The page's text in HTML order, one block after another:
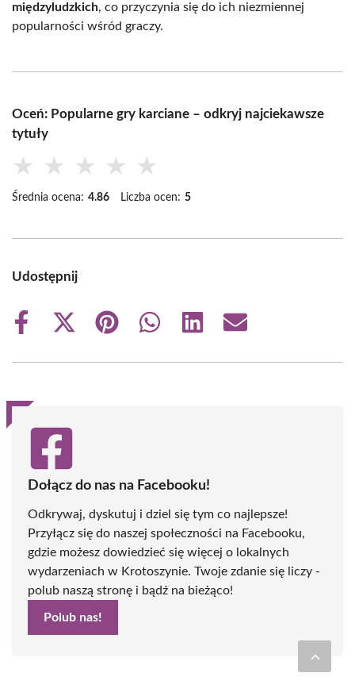
międzyludzkich, co przyczynia się do ich niezmiennej
popularności wśród graczy.
Oceń: Popularne gry karciane – odkryj najciekawsze
tytuły
★ ★ ★ ★ ★
Średnia ocena: 4.86 Liczba ocen: 5
Udostępnij
Share
Share
(Twitter)
Share
Share
Share
Share
Dołącz do nas na Facebooku!
Odkrywaj, dyskutuj i dziel się tym co najlepsze!
Przyłącz się do naszej społeczności na Facebooku,
gdzie możesz dowiedzieć się więcej o lokalnych
wydarzeniach w Krotoszynie. Twoje zdanie się liczy -
polub naszą stronę i bądź na bieżąco!
Polub nas!